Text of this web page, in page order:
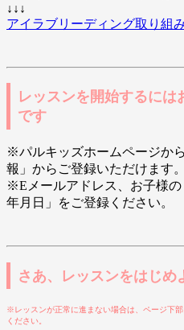
↓↓↓
アイラブリーディング取り組
レッスンを開始するに
です
※パルキッズホームページか
報」からご登録いただけます。
※Eメールアドレス、お子様
年月日」をご登録ください。
さあ、レッスンをはじめ
※レッスンが正常に進まない場合は、ページ下
ください。